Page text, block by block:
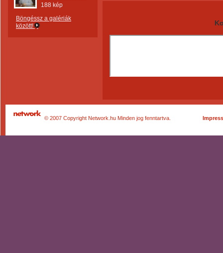
188 kép
Böngéssz a galériák
között!
© 2007 Copyright Network.hu Minden jog fenntartva.